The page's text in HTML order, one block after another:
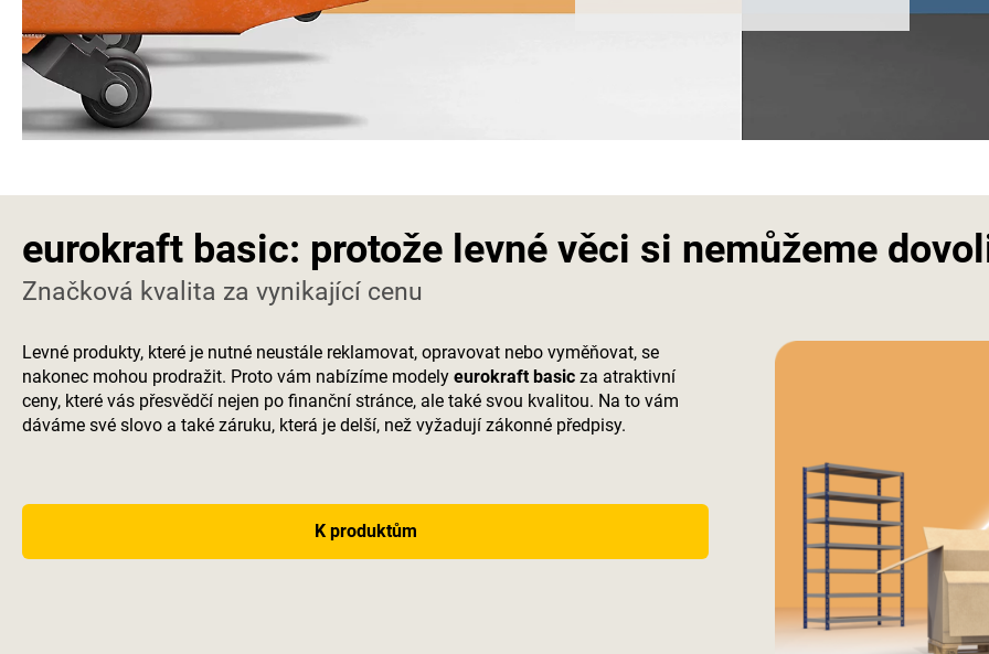
eurokraft basic: protože levné věci si nemůžeme
Značková kvalita za vynikající cenu
Levné produkty, které je nutné neustále reklamovat, opravovat nebo vyměňovat, se
nakonec mohou prodražit. Proto vám nabízíme modely eurokraft basic za atraktivní
ceny, které vás přesvědčí nejen po finanční stránce, ale také svou kvalitou. Na to vám
dáváme své slovo a také záruku, která je delší, než vyžadují zákonné předpisy.
K produktům